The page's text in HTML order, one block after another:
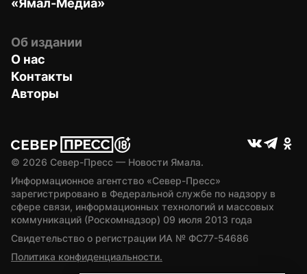
«Ямал-Медиа»
Об издании
О нас
Контакты
Авторы
© 2026 Север-Пресс — Новости Ямала.
Информационное агентство «Север-Пресс»
зарегистрировано в Федеральной службе по надзору в
сфере связи, информационных технологий и массовых
коммуникаций (Роскомнадзор) 09 июля 2013 года
Свидетельство о регистрации ИА № ФС77-54686
Политика конфиденциальности.